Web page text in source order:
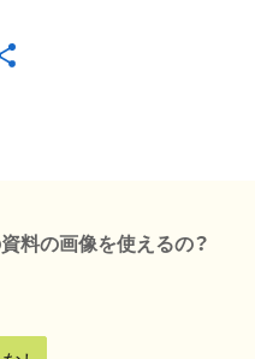
料の画像を使えるの？